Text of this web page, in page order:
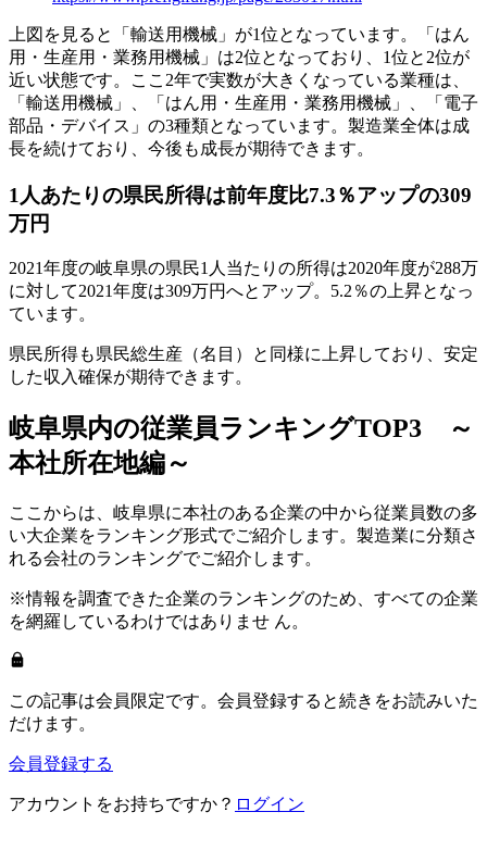
上図を見ると「輸送用機械」が1位となっています。「はん
用・生産用・業務用機械」は2位となっており、1位と2位が
近い状態です。ここ2年で実数が大きくなっている業種は、
「輸送用機械」、「はん用・生産用・業務用機械」、「電子
部品・デバイス」の3種類となっています。製造業全体は成
長を続けており、今後も成長が期待できます。
1人あたりの県民所得は前年度比7.3％アップの309
万円
2021年度の岐阜県の県民1人当たりの所得は2020年度が288万
に対して2021年度は309万円へとアップ。5.2％の上昇となっ
ています。
県民所得も県民総生産（名目）と同様に上昇しており、安定
した収入確保が期待できます。
岐阜県内の従業員ランキングTOP3 ～
本社所在地編～
ここからは、岐阜県に本社のある企業の中から従業員数の多
い大企業をランキング形式でご紹介します。製造業に分類さ
れる会社のランキングでご紹介します。
※情報を調査できた企業のランキングのため、すべての企業
を網羅しているわけではありませ ん。
この記事は会員限定です。会員登録すると続きをお読みいた
だけます。
会員登録する
アカウントをお持ちですか？ ログイン